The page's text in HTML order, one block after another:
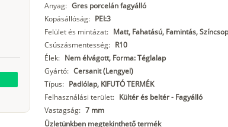
Anyag: Gres porcelán fagyálló
Kopásállóság: PEI:3
Felület és mintázat: Matt, Fahatású, Famintás,
Csúszásmentesség: R10
Élek: Nem élvágott, Forma: Téglalap
Gyártó: Cersanit (Lengyel)
Típus: Padlólap, KIFUTÓ TERMÉK
Felhasználási terület: Kültér és beltér - Fagyálló
Vastagság: 7 mm
Üzletünkben megtekinthető termék